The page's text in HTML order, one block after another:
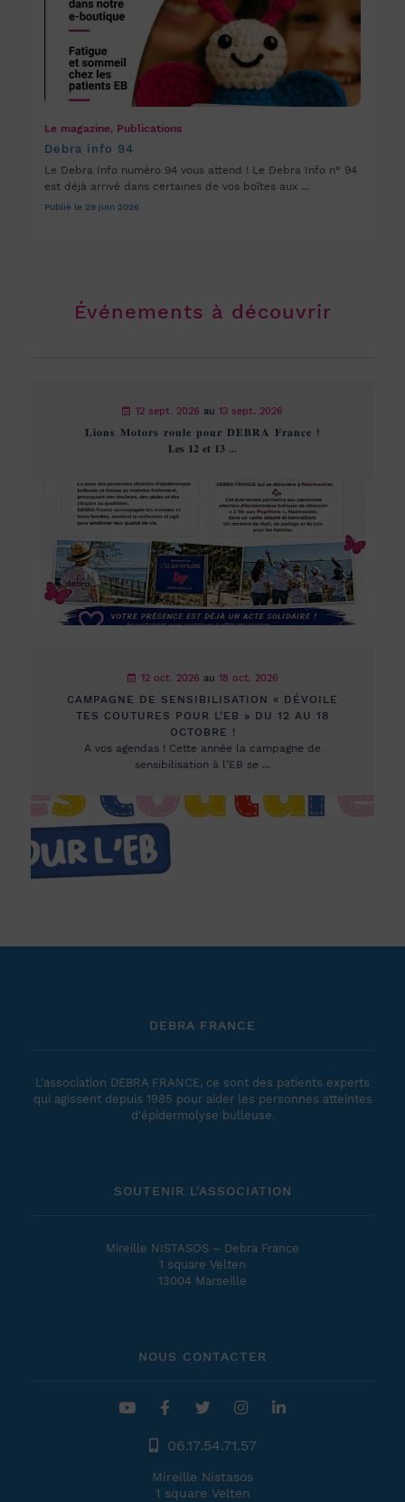
Le magazine, Publications
Debra info 94
Le Debra Info numéro 94 vous attend ! Le Debra Info n° 94
est déjà arrivé dans certaines de vos boîtes aux ...
Publié le 29 juin 2026
Événements à découvrir
12 sept. 2026 au 13 sept. 2026
𝐋𝐢𝐨𝐧𝐬 𝐌𝐨𝐭𝐨𝐫𝐬 𝐫𝐨𝐮𝐥𝐞 𝐩𝐨𝐮𝐫 𝐃𝐄𝐁𝐑𝐀 𝐅𝐫𝐚𝐧𝐜𝐞 !
𝐋𝐞𝐬 𝟏𝟐 𝐞𝐭 𝟏𝟑 ...
12 oct. 2026 au 18 oct. 2026
CAMPAGNE DE SENSIBILISATION « DÉVOILE
TES COUTURES POUR L’EB » DU 12 AU 18
OCTOBRE !
A vos agendas ! Cette année la campagne de
sensibilisation à l’EB se ...
DEBRA FRANCE
L'association DEBRA FRANCE, ce sont des patients experts
qui agissent depuis 1985 pour aider les personnes atteintes
d'épidermolyse bulleuse.
SOUTENIR L'ASSOCIATION
Mireille NISTASOS – Debra France
1 square Velten
13004 Marseille
NOUS CONTACTER
06.17.54.71.57
Mireille Nistasos
1 square Velten